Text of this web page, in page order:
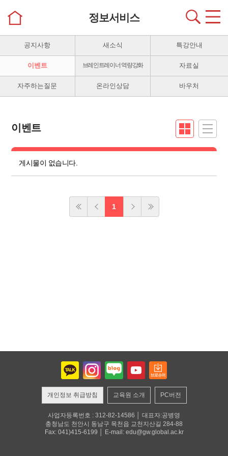
정보서비스
공지사항 새소식 특강안내
이벤트 브레인트레이너 역량강화 자료실
자주하는질문 온라인상담 바우처
이벤트
게시물이 없습니다.
1
개인정보 취급방침 교육원 소개 PC버전
사업자등록번호 : 312-82-14586 │ 대표자:공병영
충청남도 천안시 동남구 목천읍 교천지산길 284-88
Fax: 041)415-6199 │ E-mail: edu@gw.global.ac.kr